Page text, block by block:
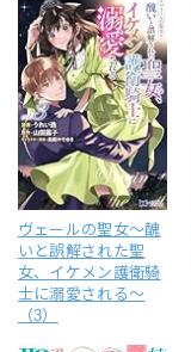
ヴェールの聖女～醜
いと誤解された聖
女、イケメン護衛騎
士に溺愛される～
（3）